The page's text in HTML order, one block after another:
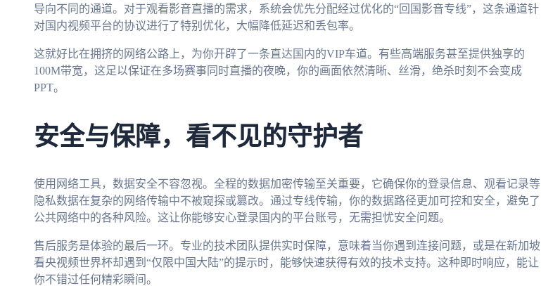
导向不同的通道。对于观看影音直播的需求，系统会优先分配经过优化的“回国影音专线”，这条通道针
对国内视频平台的协议进行了特别优化，大幅降低延迟和丢包率。
这就好比在拥挤的网络公路上，为你开辟了一条直达国内的VIP车道。有些高端服务甚至提供独享的
100M带宽，这足以保证在多场赛事同时直播的夜晚，你的画面依然清晰、丝滑，绝杀时刻不会变成
PPT。
安全与保障，看不见的守护者
使用网络工具，数据安全不容忽视。全程的数据加密传输至关重要，它确保你的登录信息、观看记录等
隐私数据在复杂的网络传输中不被窥探或篡改。通过专线传输，你的数据路径更加可控和安全，避免了
公共网络中的各种风险。这让你能够安心登录国内的平台账号，无需担忧安全问题。
售后服务是体验的最后一环。专业的技术团队提供实时保障，意味着当你遇到连接问题，或是在新加坡
看央视频世界杯却遇到“仅限中国大陆”的提示时，能够快速获得有效的技术支持。这种即时响应，能让
你不错过任何精彩瞬间。